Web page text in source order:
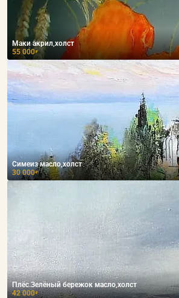
Маки акрил,холст
55 000₽
Симеиз масло,холст
30 000₽
Плёс.Зелёный бережок масло,холст
42 000₽